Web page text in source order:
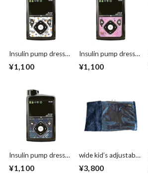
Insulin pump dress
Flowers with bird"マ
¥1,100
Insulin pump dress
Whale"
¥1,100
Insulin pump dress
thief"
¥1,100
wide kid’s adjustable
イドサポーター ブ
¥3,800